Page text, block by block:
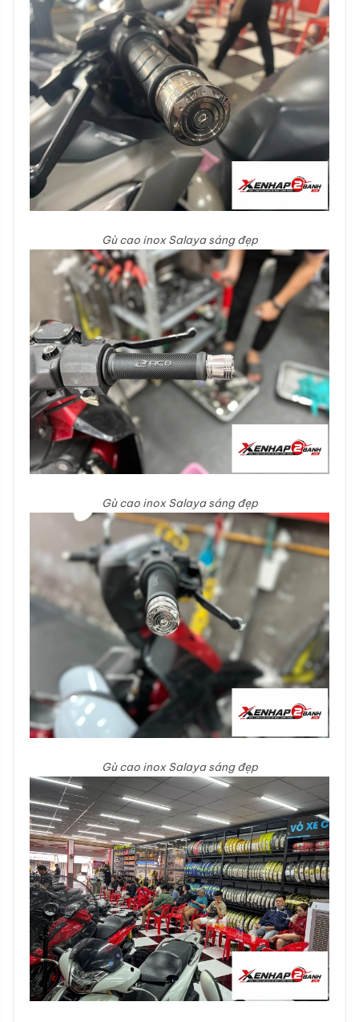
Gù cao inox Salaya sáng đẹp
Gù cao inox Salaya sáng đẹp
Gù cao inox Salaya sáng đẹp